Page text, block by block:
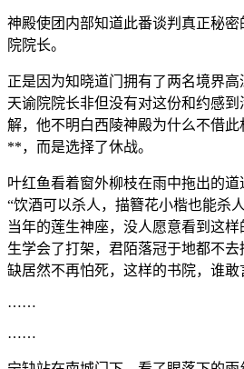
神殿使团内部知道此番谈判真正秘
院院长。
正是因为知晓道门拥有了两名境界高
天谕院院长非但没有对这份和约感
解，他不明白西陵神殿为什么不借
**，而是选择了休战。
叶红鱼看着窗外柳枝在雨中拖出的道
“饮酒可以杀人，描簪花小楷也能杀
当年的莲生神座，没人愿意看到这
生学会了打架，君陌落冠于地都不
缺居然不再怕死，这样的书院，谁敢
……
……